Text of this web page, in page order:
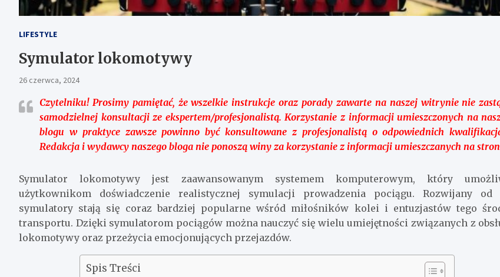
LIFESTYLE
Symulator lokomotywy
26 czerwca, 2024
Czytelniku!Prosimy pamiętać, że wszelkie instrukcje oraz porady zawarte na naszej witrynie nie
samodzielnej konsultacji ze ekspertem/profesjonalistą. Korzystanie z informacji umieszczonych na
blogu w praktyce zawsze powinno być konsultowane z profesjonalistą o odpowiednich
Redakcja i wydawcy naszego bloga nie ponoszą winy za korzystanie z informacji umieszczanych na
Symulator lokomotywy jest zaawansowanym systemem komputerowym, który
użytkownikom doświadczenie realistycznej symulacji prowadzenia pociągu. Rozwijany od
symulatory stają się coraz bardziej popularne wśród miłośników kolei i entuzjastów tego
transportu. Dzięki symulatorom pociągów można nauczyć się wielu umiejętności związanych z
lokomotywy oraz przeżycia emocjonujących przejazdów.
Spis Treści